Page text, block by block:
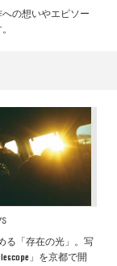
の想いやエピソー
る「存在の光」。写
」を京都で開